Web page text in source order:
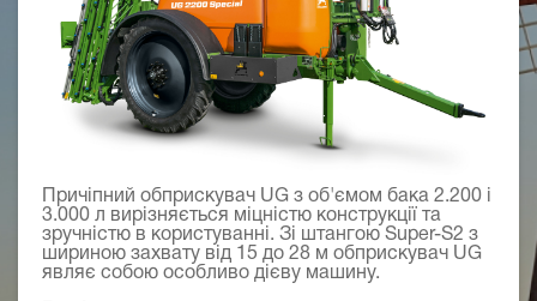
Причіпний обприскувач UG з об'ємом бака 2.200 і
3.000 л вирізняється міцністю конструкції та
зручністю в користуванні. Зі штангою Super-S2 з
шириною захвату від 15 до 28 м обприскувач UG
являє собою особливо дієву машину.